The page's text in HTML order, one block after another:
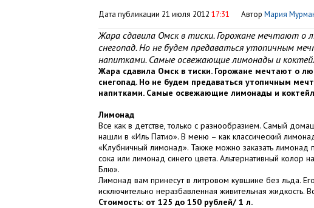
Дата публикации 21 июля 2012 17:31 Автор Мария
Жара сдавила Омск в тиски. Горожане мечтают о
снегопад. Но не будем предаваться утопичным
напитками. Самые освежающие лимонады и
Жара сдавила Омск в тиски. Горожане мечтают о
снегопад. Но не будем предаваться утопичным
напитками. Самые освежающие лимонады и
Лимонад
Все как в детстве, только с разнообразием. Самый
нашли в «Иль Патио». В меню – как классический
«Клубничный лимонад». Также можно заказать лимонад
сока или лимонад синего цвета. Альтернативный
Блю».
Лимонад вам принесут в литровом кувшине без льда.
исключительно неразбавленная живительная жидкость.
Стоимость: от 125 до 150 рублей/ 1 л.